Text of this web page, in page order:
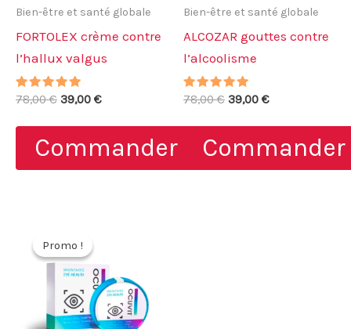
Bien-être et santé globale
FORTOLEX crème contre
l’hallux valgus
Note
78,00€ Le
initial
était :
78,00 €.
39,00 €Le
actuel
est :
39,00 €.
Commander
Bien-être et santé globale
ALCOZAR gouttes contre
l’alcoolisme
Note
78,00€ Le
initial
était :
78,00 €.
39,00 €Le
actuel
est :
39,00 €.
Commander
Promo !
Promo !